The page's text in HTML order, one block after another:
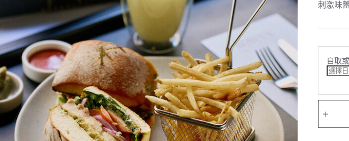
刺激味
自取
排
館】